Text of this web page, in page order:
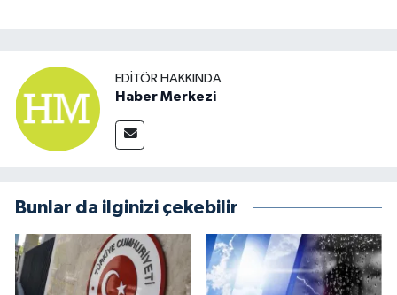
EDITÖR HAKKINDA
Haber Merkezi
Bunlar da ilginizi çekebilir